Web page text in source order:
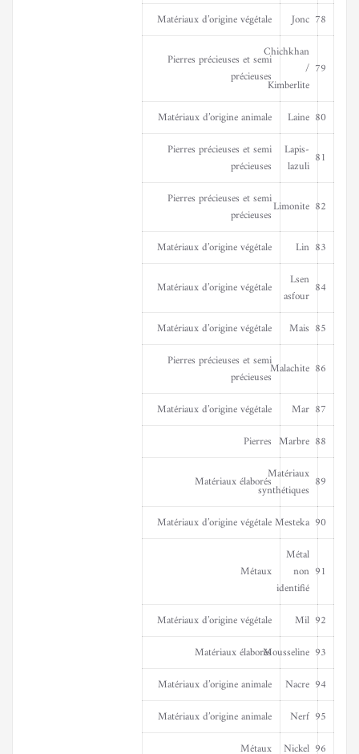
78
Jonc
Matériaux d’origine végétale
79
Chichkhan
/
Kimberlite
Pierres précieuses et semi
précieuses
80
Laine
Matériaux d’origine animale
81
Lapis-
lazuli
Pierres précieuses et semi
précieuses
82
Limonite
Pierres précieuses et semi
précieuses
83
Lin
Matériaux d’origine végétale
84
Lsen
asfour
Matériaux d’origine végétale
85
Mais
Matériaux d’origine végétale
86
Malachite
Pierres précieuses et semi
précieuses
87
Mar
Matériaux d’origine végétale
88
Marbre
Pierres
89
Matériaux
synthétiques
Matériaux élaborés
90
Mesteka
Matériaux d’origine végétale
91
Métal
non
identifié
Métaux
92
Mil
Matériaux d’origine végétale
93
Mousseline
Matériaux élaborés
94
Nacre
Matériaux d’origine animale
95
Nerf
Matériaux d’origine animale
96
Nickel
Métaux